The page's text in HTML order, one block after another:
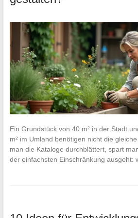
Ein Grundstück von 40 m² in der Stadt
m² im Umland benötigen nicht die
man die Kataloge durchblättert, spart
der einfachsten Einschränkung ausgeht: